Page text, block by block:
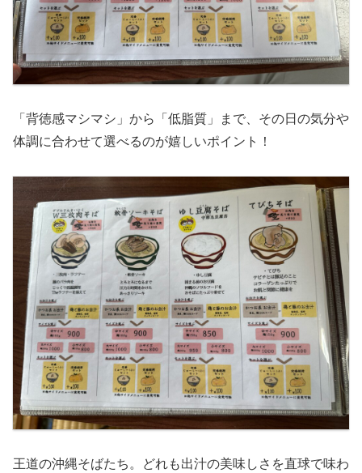
「背徳感マシマシ」から「低脂質」まで、その日の気分や
体調に合わせて選べるのが嬉しいポイント！
王道の沖縄そばたち。どれも出汁の美味しさを直球で味わ